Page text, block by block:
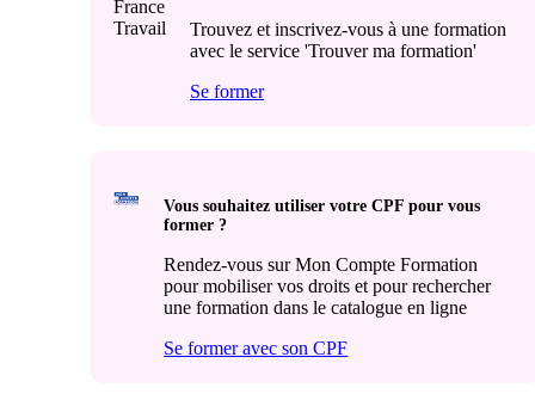
Trouvez et inscrivez-vous à une formation
avec le service 'Trouver ma formation'
Se former
Vous souhaitez utiliser votre CPF pour vous
former ?
Rendez-vous sur Mon Compte Formation
pour mobiliser vos droits et pour rechercher
une formation dans le catalogue en ligne
Se former avec son CPF